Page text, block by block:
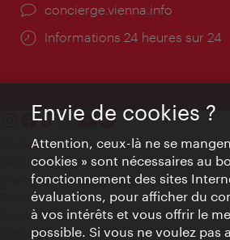
Ort:
concierge.vienna.info
Öffnungszeiten:
Informations 24 heures sur 24
Contact
Mentions obligatoires
Charte sur le respect de la vie privée
Terms of Use
Accessibilité
Contact presse
Envie de cookies ?
Attention, ceux-là ne se
cookies » sont nécessaires au
fonctionnement des sites
évaluations, pour afficher du
à vos intérêts et vous offrir le
possible. Si vous ne voulez pas